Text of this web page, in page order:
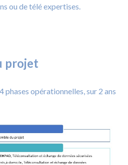
ou de télé expertises.
projet
phases opérationnelles, sur 2 ans